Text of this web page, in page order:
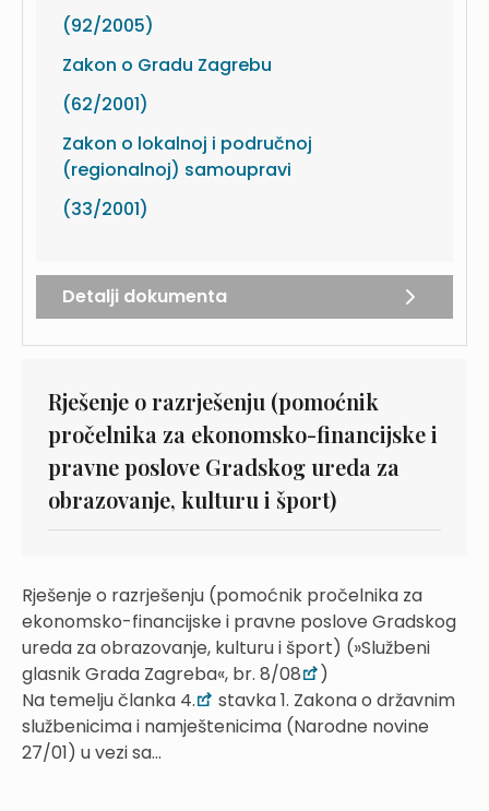
(92/2005)
Zakon o Gradu Zagrebu
(62/2001)
Zakon o lokalnoj i područnoj
(regionalnoj) samoupravi
(33/2001)
Detalji dokumenta
Rješenje o razrješenju (pomoćnik
pročelnika za ekonomsko-financijske i
pravne poslove Gradskog ureda za
obrazovanje, kulturu i šport)
Rješenje o razrješenju (pomoćnik pročelnika za
ekonomsko-financijske i pravne poslove Gradskog
ureda za obrazovanje, kulturu i šport) (»Službeni
glasnik Grada Zagreba«, br. 8/08
)
Na temelju članka 4.
stavka 1. Zakona o državnim
službenicima i namještenicima (Narodne novine
27/01) u vezi sa...